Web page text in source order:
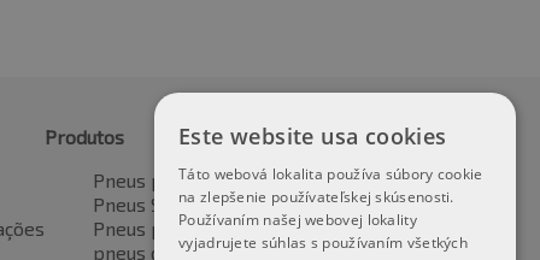
Produtos
Pneus para automóveis
Pneus SUV / 4x4
Pneus para veículos de transporte
pneus de motocicleta
Este website usa cookies
Táto webová lokalita používa súbory cookie
na zlepšenie používateľskej skúsenosti.
Používaním našej webovej lokality
vyjadrujete súhlas s používaním všetkých